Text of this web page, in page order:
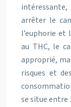
arrêter le
l’euphorie et
au THC, le
approprié,
risques et
se situe entre